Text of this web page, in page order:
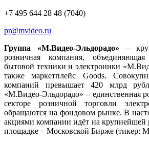
+7 495 644 28 48 (7040)
pr@mvideo.ru
Группа «М.Видео-Эльдорадо» –
розничная компания,
бытовой техники и электроники
также маркетплейс Goods.
компаний превышает 420 млрд
«М.Видео-Эльдорадо» – единственная
секторе розничной торговли
обращаются на фондовом рынке. В
акциями компании идёт на крупнейшей
площадке – Московской Бирже (тикер: